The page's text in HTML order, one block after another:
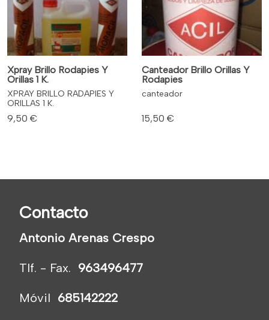
Xpray Brillo Rodapies Y
Orillas 1 K.
XPRAY BRILLO RADAPIES Y
ORILLAS 1 K.
9,50 €
Canteador Brillo Orillas Y
Rodapies
canteador
15,50 €
Contacto
Antonio Arenas Crespo
Tlf. - Fax. 963496477
Móvil 685142222